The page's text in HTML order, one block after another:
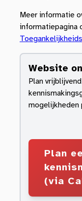
Meer informatie
informatiepagina
Website
Plan
mogelijkheden
Plan
(via